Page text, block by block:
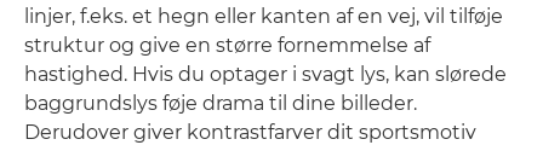
linjer, f.eks. et hegn eller kanten af en vej, vil tilføje
struktur og give en større fornemmelse af
hastighed. Hvis du optager i svagt lys, kan slørede
baggrundslys føje drama til dine billeder.
Derudover giver kontrastfarver dit sportsmotiv